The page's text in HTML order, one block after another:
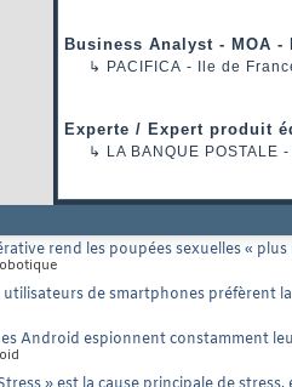
Business Analyst - MOA -
↳ PACIFICA - Ile de
Experte / Expert produit
↳ LA BANQUE POSTALE -
rend les poupées sexuelles «
de smartphones préfèrent
Android espionnent constamment